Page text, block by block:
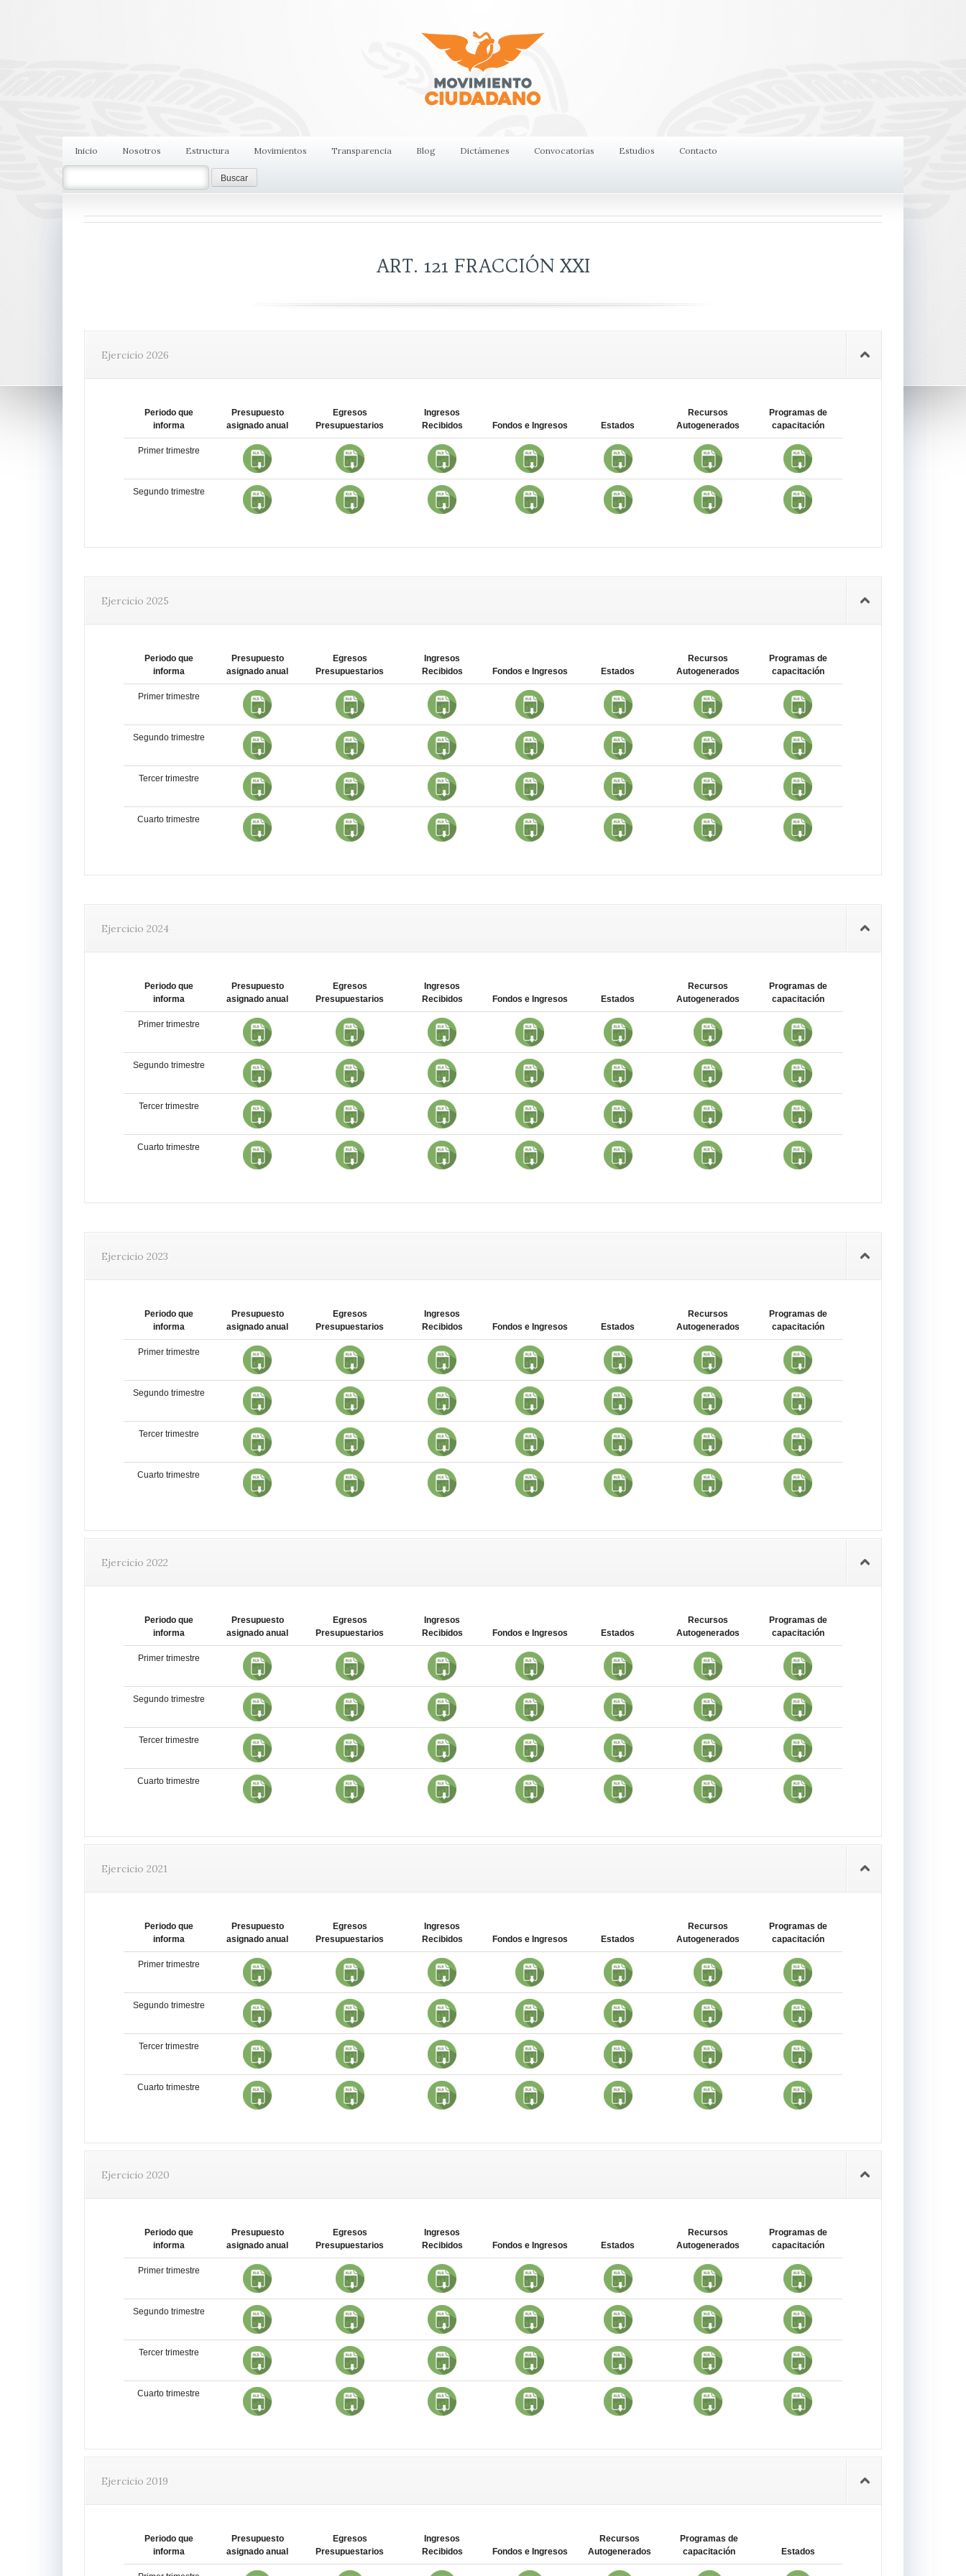
Inicio Nosotros Estructura Movimientos Transparencia Blog Dictámenes Convocatorias Estudios Contacto
ART. 121 FRACCIÓN XXI
Ejercicio 2026
Periodo que
informa
Presupuesto
asignado anual
Egresos
Presupuestarios
Ingresos
Recibidos
Fondos e Ingresos Estados
Recursos
Autogenerados
Programas de
capacitación
Primer trimestre
Segundo trimestre
Ejercicio 2025
Periodo que
informa
Presupuesto
asignado anual
Egresos
Presupuestarios
Ingresos
Recibidos
Fondos e Ingresos Estados
Recursos
Autogenerados
Programas de
capacitación
Primer trimestre
Segundo trimestre
Tercer trimestre
Cuarto trimestre
Ejercicio 2024
Periodo que
informa
Presupuesto
asignado anual
Egresos
Presupuestarios
Ingresos
Recibidos
Fondos e Ingresos Estados
Recursos
Autogenerados
Programas de
capacitación
Primer trimestre
Segundo trimestre
Tercer trimestre
Cuarto trimestre
Ejercicio 2023
Periodo que
informa
Presupuesto
asignado anual
Egresos
Presupuestarios
Ingresos
Recibidos
Fondos e Ingresos Estados
Recursos
Autogenerados
Programas de
capacitación
Primer trimestre
Segundo trimestre
Tercer trimestre
Cuarto trimestre
Ejercicio 2022
Periodo que
informa
Presupuesto
asignado anual
Egresos
Presupuestarios
Ingresos
Recibidos
Fondos e Ingresos Estados
Recursos
Autogenerados
Programas de
capacitación
Primer trimestre
Segundo trimestre
Tercer trimestre
Cuarto trimestre
Ejercicio 2021
Periodo que
informa
Presupuesto
asignado anual
Egresos
Presupuestarios
Ingresos
Recibidos
Fondos e Ingresos Estados
Recursos
Autogenerados
Programas de
capacitación
Primer trimestre
Segundo trimestre
Tercer trimestre
Cuarto trimestre
Ejercicio 2020
Periodo que
informa
Presupuesto
asignado anual
Egresos
Presupuestarios
Ingresos
Recibidos
Fondos e Ingresos Estados
Recursos
Autogenerados
Programas de
capacitación
Primer trimestre
Segundo trimestre
Tercer trimestre
Cuarto trimestre
Ejercicio 2019
Periodo que
informa
Presupuesto
asignado anual
Egresos
Presupuestarios
Ingresos
Recibidos
Fondos e Ingresos
Recursos
Autogenerados
Programas de
capacitación
Estados